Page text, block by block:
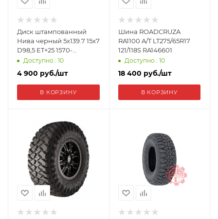
Диск штампованный
Нива черный 5x139.7 15х7
D98,5 ET+25 1570-
53998BL+25
Доступно.: 10
4 900 руб./шт
В КОРЗИНУ
Шина ROADCRUZA
RA1100 A/T LT275/65R17
121/118S RA146601
Доступно.: 10
18 400 руб./шт
В КОРЗИНУ